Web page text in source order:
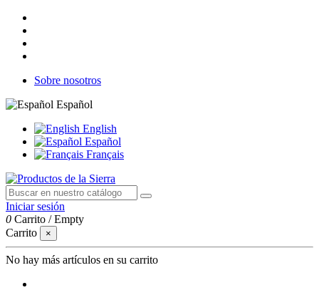
Sobre nosotros
Español
English
Español
Français
Iniciar sesión
0 Carrito /Empty
Carrito
×
No hay más artículos en su carrito